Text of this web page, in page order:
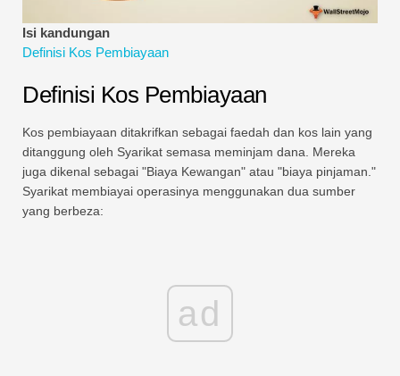
Bentuk penuh
Tutorial Pengurusan Risiko
Isi kandungan
Definisi Kos Pembiayaan
Definisi Kos Pembiayaan
Kos pembiayaan ditakrifkan sebagai faedah dan kos lain yang
ditanggung oleh Syarikat semasa meminjam dana. Mereka
juga dikenal sebagai "Biaya Kewangan" atau "biaya pinjaman."
Syarikat membiayai operasinya menggunakan dua sumber
yang berbeza:
ad